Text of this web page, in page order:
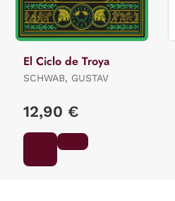
El Ciclo de Troya
SCHWAB, GUSTAV
12,90 €